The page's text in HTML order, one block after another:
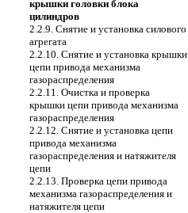
крышки головки блока
цилиндров
2.2.9. Снятие и установка силового
агрегата
2.2.10. Снятие и установка крышки
цепи привода механизма
газораспределения
2.2.11. Очистка и проверка
крышки цепи привода механизма
газораспределения
2.2.12. Снятие и установка цепи
привода механизма
газораспределения и натяжителя
цепи
2.2.13. Проверка цепи привода
механизма газораспределения и
натяжителя цепи